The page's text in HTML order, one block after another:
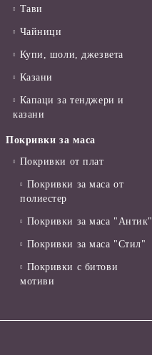
Тави
Чайници
Купи, шоли, джезвета
Казани
Капаци за тенджери и
казани
Покривки за маса
Покривки от плат
Покривки за маса от
полиестер
Покривки за маса "Антик"
Покривки за маса "Стил"
Покривки с битови
мотиви